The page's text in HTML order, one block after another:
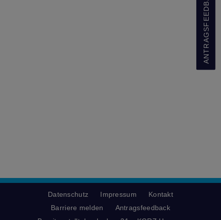
ANTRAGSFEEDBACK
Datenschutz Impressum
Kontakt
Barriere melden
Antragsfeedback